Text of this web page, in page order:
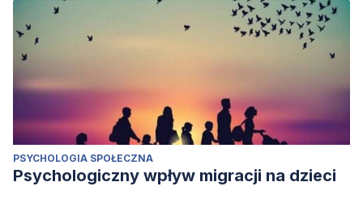
PSYCHOLOGIA SPOŁECZNA
Psychologiczny wpływ migracji na dzieci